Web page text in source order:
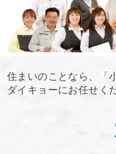
住まいのことなら、「
ダイキョーにお任せく